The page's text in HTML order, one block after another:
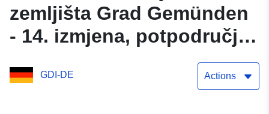
zemljišta Grad Gemünden
- 14. izmjena, potpodručje
Kernstadt Gemünden (2)
GDI-DE Actions